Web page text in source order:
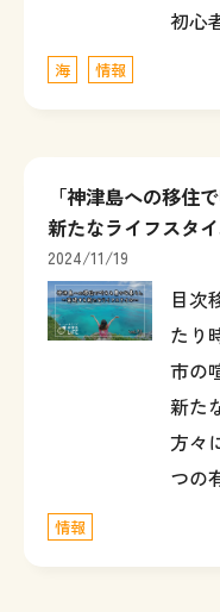
初心
海 情報
「神津島への移住
新たなライフスタイ
2024/11/19
目次
たり
市の
新た
方々
つの
情報